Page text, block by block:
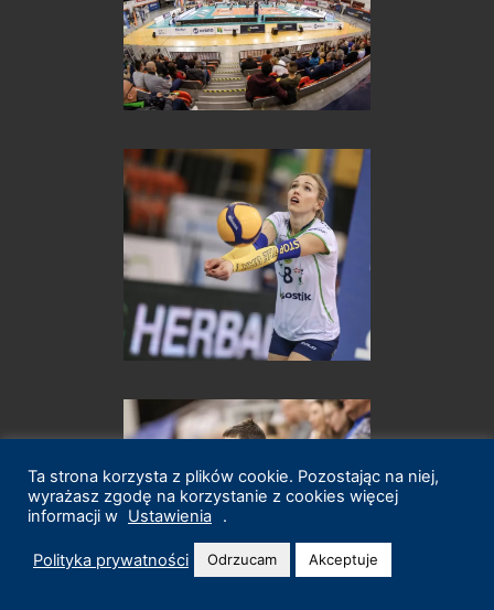
Ta strona korzysta z plików cookie. Pozostając na niej,
wyrażasz zgodę na korzystanie z cookies więcej
informacji w Ustawienia .
Polityka prywatności Odrzucam Akceptuje